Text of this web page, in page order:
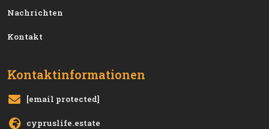
Nachrichten
Kontakt
Kontaktinformationen
[email protected]
cypruslife.estate